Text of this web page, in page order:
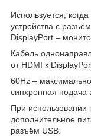
Используется,
устройства с
DisplayPort –
Кабель
от HDMI к
60Hz –
синхронная подача
При использовании
дополнительное
разъём USB.